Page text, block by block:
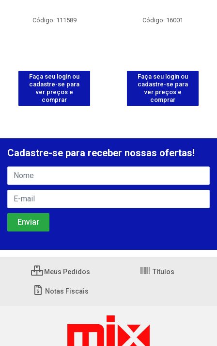
Código: 111589
Faça seu login ou
cadastre-se para
ver preços e
comprar
Código: 16001
Faça seu login ou
cadastre-se para
ver preços e
comprar
Cadastre-se para receber nossas ofertas!
Meus Pedidos Títulos
Notas Fiscais